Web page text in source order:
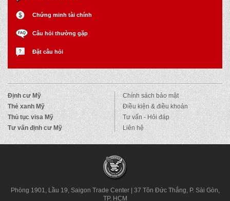
Chứng minh tài chính
Câu hỏi thường gặp
Đặt câu hỏi
Định cư Mỹ
Thẻ xanh Mỹ
Thủ tục visa Mỹ
Tư vấn định cư Mỹ
Chính sách bảo mật
Điều kiện & điều khoản
Tư vấn - Hỏi đáp
Liên hệ
Phòng 1901, Lầu 19, Saigon Trade Center | 37 Tôn Đức Thắng, P. Sài Gòn,
TP. HCM